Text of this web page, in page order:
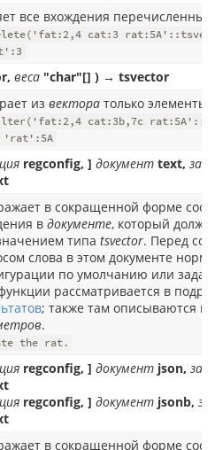
все вхождения перечисленных
cat:3
веса "char"[] ) → tsvector
из вектора только
cat:3b,7c
'rat':5A
regconfig, ] документ text,
в сокращенной форме
в документе, который
типа tsvector. Перед
слова в этом документе
по умолчанию или
рассматривается в
; также там описываются
.
the rat.
regconfig, ] документ json,
regconfig, ] документ jsonb,
в сокращенной форме